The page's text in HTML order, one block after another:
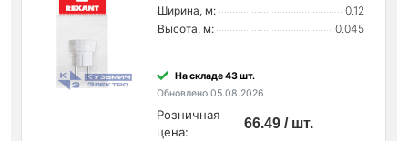
Ширина, м:
0.12
Высота, м:
0.045
На складе 43 шт.
Обновлено 05.08.2026
Розничная
цена:
66.49 / шт.